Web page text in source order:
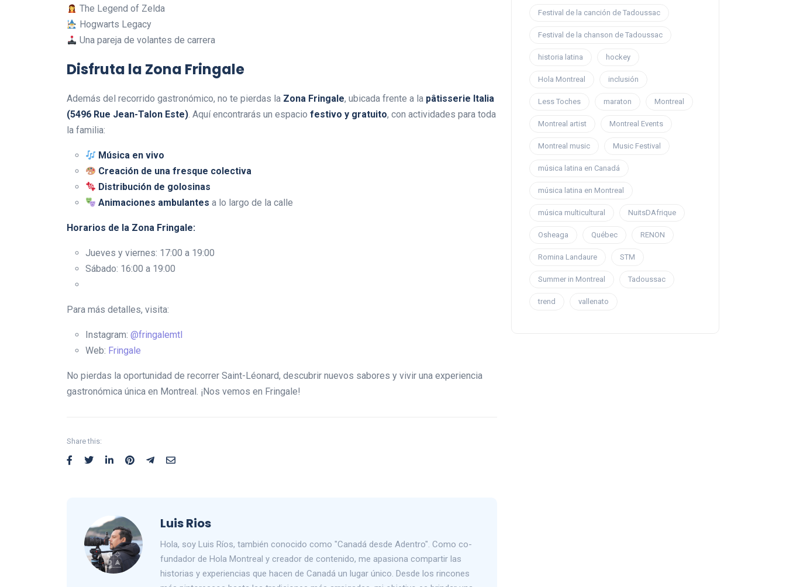
The Legend of Zelda
Hogwarts Legacy
Una pareja de volantes de carrera
Disfruta la Zona Fringale
Además del recorrido gastronómico, no te pierdas la Zona Fringale, ubicada frente a la pâtisserie Italia
(5496 Rue Jean-Talon Este). Aquí encontrarás un espacio festivo y gratuito, con actividades para toda
la familia:
Música en vivo
Creación de una fresque colectiva
Distribución de golosinas
Animaciones ambulantes a lo largo de la calle
Horarios de la Zona Fringale:
Jueves y viernes: 17:00 a 19:00
Sábado: 16:00 a 19:00
Para más detalles, visita:
Instagram: @fringalemtl
Web: Fringale
No pierdas la oportunidad de recorrer Saint-Léonard, descubrir nuevos sabores y vivir una experiencia
gastronómica única en Montreal. ¡Nos vemos en Fringale!
Share this:
Luis Rios
Hola, soy Luis Ríos, también conocido como "Canadá desde Adentro". Como co-
fundador de Hola Montreal y creador de contenido, me apasiona compartir las
historias y experiencias que hacen de Canadá un lugar único. Desde los rincones
Festival de la canción de Tadoussac
Festival de la chanson de Tadoussac
historia latina hockey
Hola Montreal inclusión
Less Toches maraton Montreal
Montreal artist Montreal Events
Montreal music Music Festival
música latina en Canadá
música latina en Montreal
música multicultural NuitsDAfrique
Osheaga Québec RENON
Romina Landaure STM
Summer in Montreal Tadoussac
trend vallenato